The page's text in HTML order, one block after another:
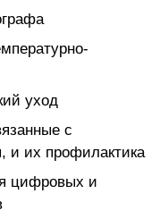
уход
с
и их профилактика
цифровых и